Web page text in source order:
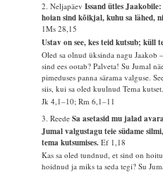
2. NeljapäevIssand ütles
hoian sind kõikjal, kuhu sa lähed,
1Ms 28,15
Ustav on see, kes teid kutsub; küll
Oled sa olnud üksinda nagu Jaakob
sind ees ootab? Palveta! Su Jumal
pimeduses panna särama valguse.
siis, kui sa oled kuulnud Tema kutset.
Jk 4,1–10; Rm 6,1–11
3. ReedeSa asetasid mu jalad
Jumal valgustagu teie südame
tema kutsumises.Ef 1,18
Kas sa oled tundnud, et sind on
hoidnud ja miks ta seda tegi? Su